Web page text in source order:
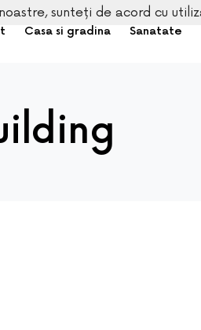
Casa si gradina Sanatate
sunteți de acord cu